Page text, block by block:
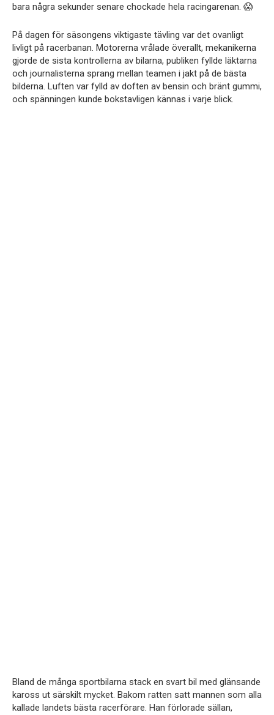
bara några sekunder senare chockade hela racingarenan. 😱
På dagen för säsongens viktigaste tävling var det ovanligt
livligt på racerbanan. Motorerna vrålade överallt, mekanikerna
gjorde de sista kontrollerna av bilarna, publiken fyllde läktarna
och journalisterna sprang mellan teamen i jakt på de bästa
bilderna. Luften var fylld av doften av bensin och bränt gummi,
och spänningen kunde bokstavligen kännas i varje blick.
Bland de många sportbilarna stack en svart bil med glänsande
kaross ut särskilt mycket. Bakom ratten satt mannen som alla
kallade landets bästa racerförare. Han förlorade sällan,